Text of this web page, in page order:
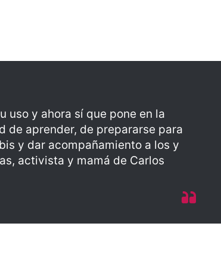
uso y ahora sí que pone en la
de aprender, de prepararse para
y dar acompañamiento a los y
activista y mamá de Carlos